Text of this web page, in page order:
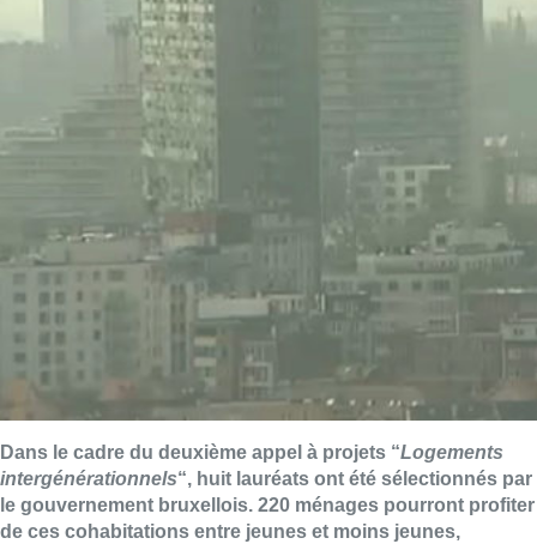
Dans le cadre du deuxième appel à projets “Logements
intergénérationnels“, huit lauréats ont été sélectionnés par
le gouvernement bruxellois. 220 ménages pourront profiter
de ces cohabitations entre jeunes et moins jeunes,